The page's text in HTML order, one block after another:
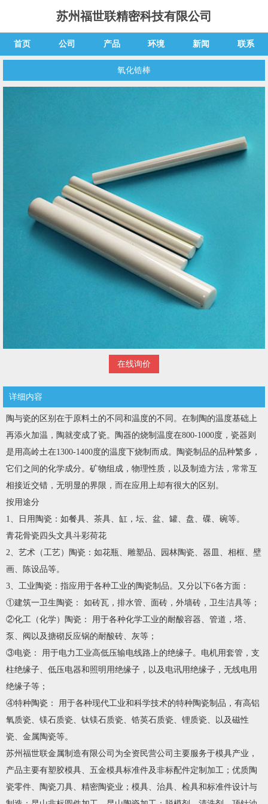
苏州福世联精密科技有限公司
首页 公司 产品 环境 新闻 联系
氧化锆棒
在线询价
详细内容
陶与瓷的区别在于原料土的不同和温度的不同。在制陶的温度基础上
再添火加温，陶就变成了瓷。陶器的烧制温度在800-1000度，瓷器则
是用高岭土在1300-1400度的温度下烧制而成。陶瓷制品的品种繁多，
它们之间的化学成分。矿物组成，物理性质，以及制造方法，常常互
相接近交错，无明显的界限，而在应用上却有很大的区别。
按用途分
1、日用陶瓷：如餐具、茶具、缸，坛、盆、罐、盘、碟、碗等。
青花骨瓷四头文具斗彩荷花
2、艺术（工艺）陶瓷：如花瓶、雕塑品、园林陶瓷、器皿、相框、壁
画、陈设品等。
3、工业陶瓷：指应用于各种工业的陶瓷制品。又分以下6各方面：
①建筑一卫生陶瓷： 如砖瓦，排水管、面砖，外墙砖，卫生洁具等；
②化工（化学）陶瓷： 用于各种化学工业的耐酸容器、管道，塔、
泵、阀以及搪砌反应锅的耐酸砖、灰等；
③电瓷： 用于电力工业高低压输电线路上的绝缘子。电机用套管，支
柱绝缘子、低压电器和照明用绝缘子，以及电讯用绝缘子，无线电用
绝缘子等；
④特种陶瓷： 用于各种现代工业和科学技术的特种陶瓷制品，有高铝
氧质瓷、镁石质瓷、钛镁石质瓷、锆英石质瓷、锂质瓷、以及磁性
瓷、金属陶瓷等。
苏州福世联金属制造有限公司为全资民营公司主要服务于模具产业，
产品主要有塑胶模具、五金模具标准件及非标配件定制加工；优质陶
瓷零件、陶瓷刀具、精密陶瓷业；模具、治具、检具和标准件设计与